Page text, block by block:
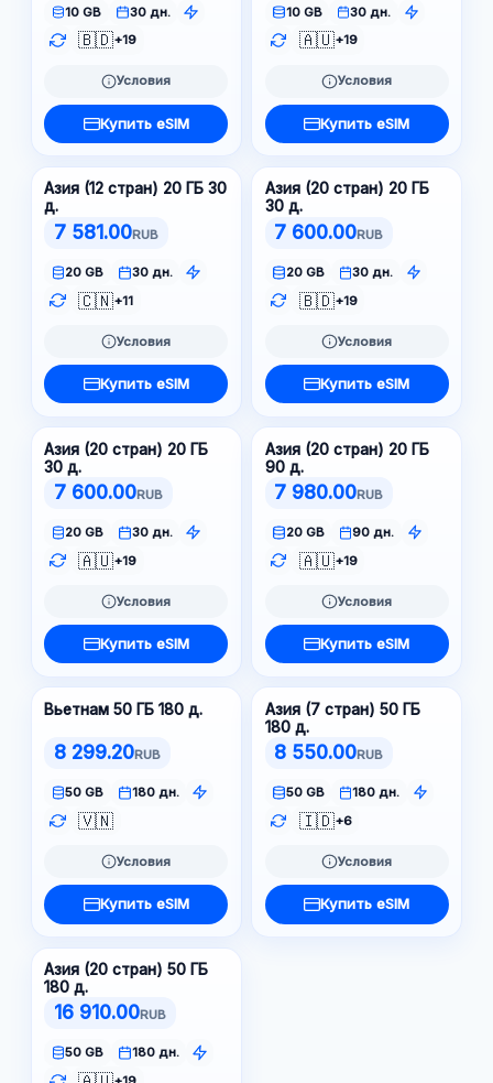
10 GB 30 дн.
🇧🇩+19
Условия
Купить eSIM
10 GB 30 дн.
🇦🇺+19
Условия
Купить eSIM
Азия (12 стран) 20 ГБ 30
д.
7 581.00RUB
20 GB 30 дн.
🇨🇳+11
Условия
Купить eSIM
Азия (20 стран) 20 ГБ
30 д.
7 600.00RUB
20 GB 30 дн.
🇧🇩+19
Условия
Купить eSIM
Азия (20 стран) 20 ГБ
30 д.
7 600.00RUB
20 GB 30 дн.
🇦🇺+19
Условия
Купить eSIM
Азия (20 стран) 20 ГБ
90 д.
7 980.00RUB
20 GB 90 дн.
🇦🇺+19
Условия
Купить eSIM
Вьетнам 50 ГБ 180 д.
8 299.20RUB
50 GB 180 дн.
🇻🇳
Условия
Купить eSIM
Азия (7 стран) 50 ГБ
180 д.
8 550.00RUB
50 GB 180 дн.
🇮🇩+6
Условия
Купить eSIM
Азия (20 стран) 50 ГБ
180 д.
16 910.00RUB
50 GB 180 дн.